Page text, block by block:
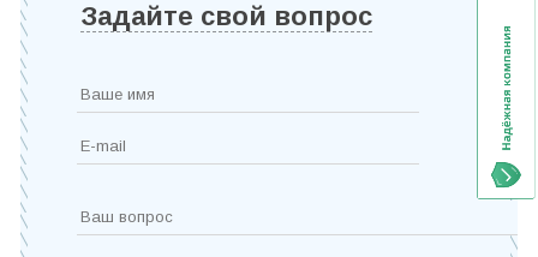
Задайте свой вопрос